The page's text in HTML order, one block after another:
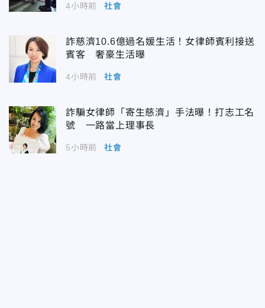
4小時前 社會
詐慈濟10.6億過名媛生活！女律師賓利接送
賓客 奢豪生活曝
4小時前 社會
詐騙女律師「寄生慈濟」手法曝！打志工名
號 一路當上理事長
5小時前 社會